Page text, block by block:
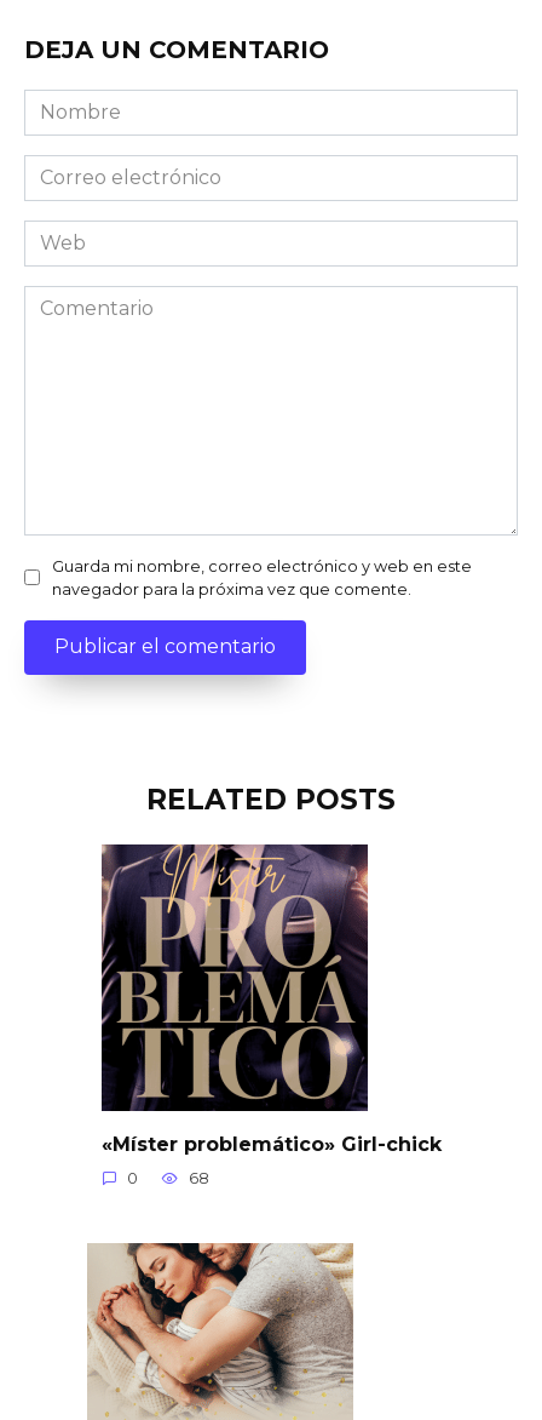
DEJA UN COMENTARIO
Nombre
Correo
electrónico
Web
Comentario
Guarda mi nombre, correo electrónico y web en este
navegador para la próxima vez que comente.
RELATED POSTS
«Míster problemático» Girl-chick
0 68